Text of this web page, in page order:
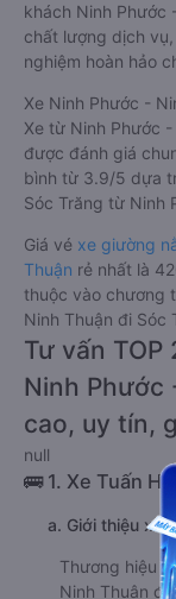
khách Ninh Phước
chất lượng dịch
nghiệm hoàn hảo
Xe Ninh Phước -
Xe từ Ninh Phước
được đánh giá
bình từ 3.9/5 dựa
Sóc Trăng từ Ninh
Giá vé xe giường
Thuận rẻ nhất là
thuộc vào chương
Ninh Thuận đi Sóc
Tư vấn
Ninh Phước
cao, uy tín,
null
🚌 1. Xe Tuấn
a. Giới thiệu xe
Thương hiệu
Ninh Thuận